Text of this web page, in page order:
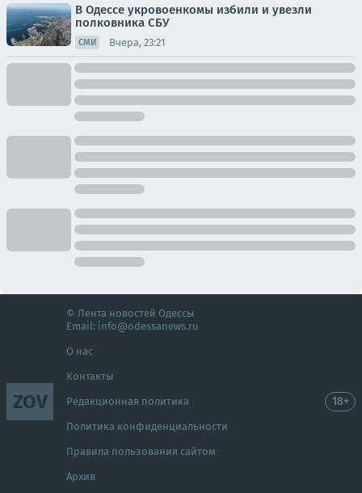
В Одессе укровоенкомы избили и увезли
полковника СБУ
СМИ Вчера, 23:21
ZOV
© Лента новостей Одессы
Email: info@odessanews.ru
О нас
Контакты
Редакционная политика
Политика конфиденциальности
Правила пользования сайтом
Архив
18+